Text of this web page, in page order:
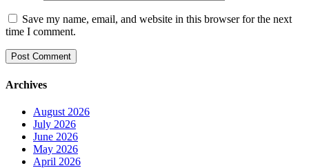
Save my name, email, and website in this browser for the next
time I comment.
Archives
August 2026
July 2026
June 2026
May 2026
April 2026